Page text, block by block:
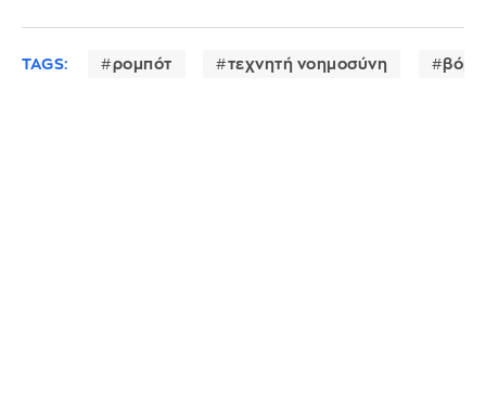
TAGS: ρομπότ τεχνητή νοημοσύνη